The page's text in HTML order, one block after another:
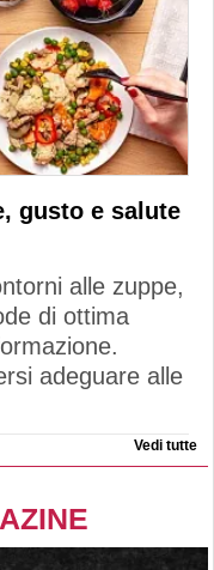
gusto e salute
alle zuppe,
di ottima
adeguare alle
Vedi tutte